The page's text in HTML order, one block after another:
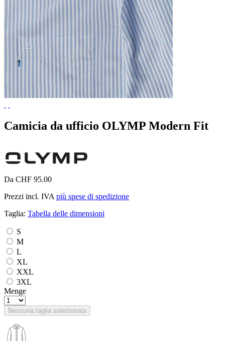
Camicia da ufficio OLYMP Modern Fit
Da CHF 95.00
Prezzi incl. IVA più spese di spedizione
Taglia: Tabella delle dimensioni
S
M
L
XL
XXL
3XL
Menge
Nessuna taglia selezionata